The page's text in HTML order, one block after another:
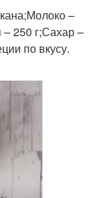
–
250 г;Сахар –
по вкусу.